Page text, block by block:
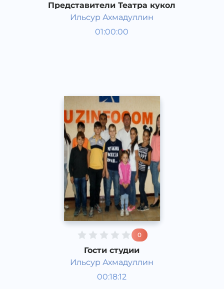
Представители Театра кукол
Ильсур Ахмадуллин
01:00:00
Гости студии
0
Гости студии
Ильсур Ахмадуллин
00:18:12
Радио-поздравлялки